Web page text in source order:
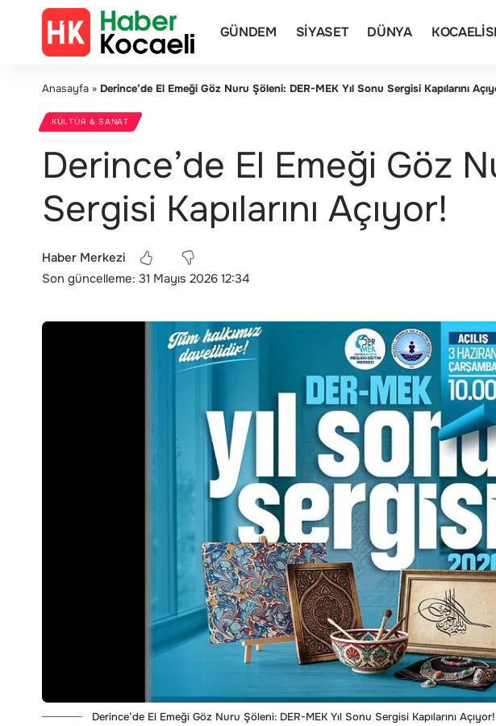
GÜNDEM SIYASET DÜNYA
Anasayfa » Derince’de El Emeği Göz Nuru Şöleni: DER-MEK Yıl Sonu Sergisi Kapılarını
KÜLTÜR & SANAT
Derince’de El Emeği Göz
Sergisi Kapılarını Açıyor!
Son güncelleme: 31 Mayıs 2026 12:34
Haber Merkezi
Derince’de El Emeği Göz Nuru Şöleni: DER-MEK Yıl Sonu Sergisi Kapılarını Açıyor!